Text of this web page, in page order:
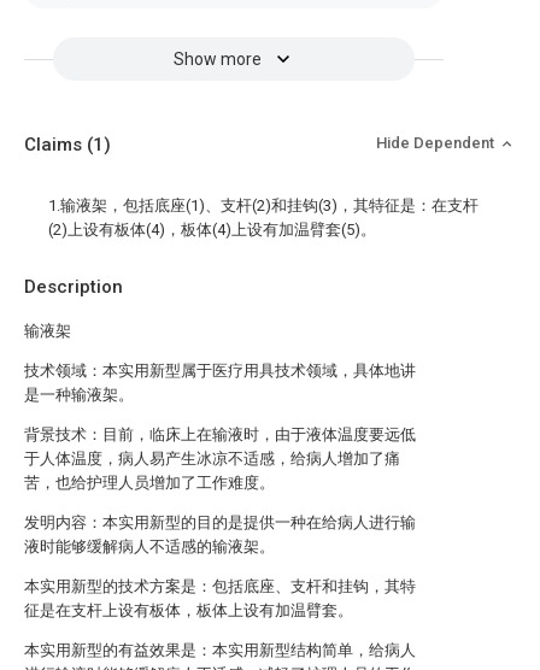
Show more
Description
输液架
技术领域：本实用新型属于医疗用具技术领域，具体地讲
是一种输液架。
背景技术：目前，临床上在输液时，由于液体温度要远低
于人体温度，病人易产生冰凉不适感，给病人增加了痛
苦，也给护理人员增加了工作难度。
发明内容：本实用新型的目的是提供一种在给病人进行输
液时能够缓解病人不适感的输液架。
本实用新型的技术方案是：包括底座、支杆和挂钩，其特
征是在支杆上设有板体，板体上设有加温臂套。
本实用新型的有益效果是：本实用新型结构简单，给病人
Claims (1) Hide Dependent
1.输液架，包括底座(1)、支杆(2)和挂钩(3)，其特征是：在支杆
(2)上设有板体(4)，板体(4)上设有加温臂套(5)。